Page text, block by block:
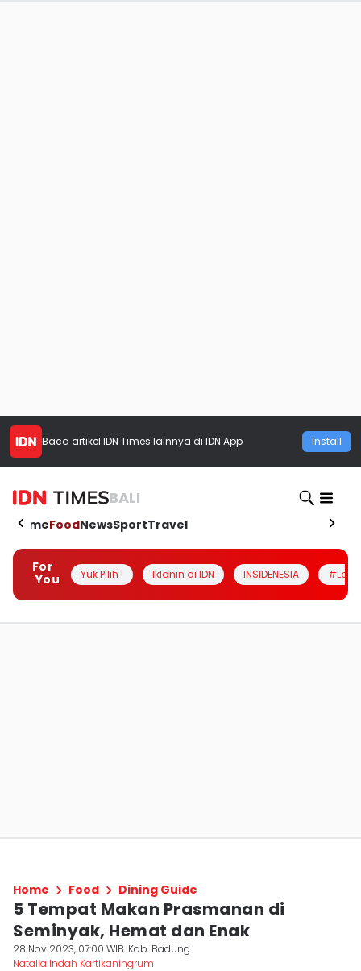
Baca artikel IDN Times lainnya di IDN App Install
BALI
HomeFoodNewsSportTravel
For
You
Yuk Pilih ! Iklanin di IDN INSIDENESIA
Home Food Dining Guide
5 Tempat Makan Prasmanan di
Seminyak, Hemat dan Enak
28 Nov 2023, 07:00 WIB Kab. Badung
Natalia Indah Kartikaningrum